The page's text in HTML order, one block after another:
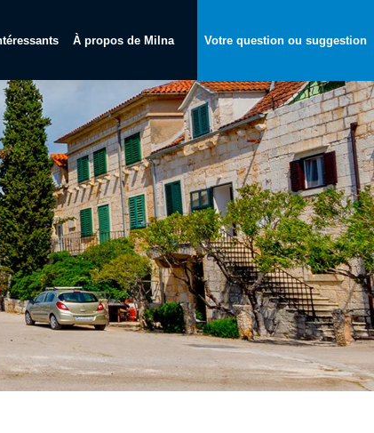
À propos de Milna Votre question ou suggestion